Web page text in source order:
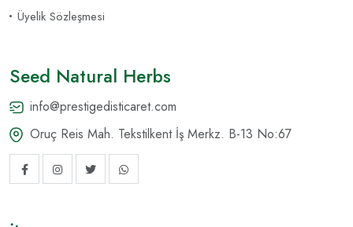
Üyelik Sözleşmesi
Seed Natural Herbs
info@prestigedisticaret.com
Oruç Reis Mah. Tekstilkent İş Merkz. B-13 No:67